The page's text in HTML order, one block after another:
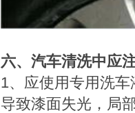
六、汽车清洗中应
1、应使用专用洗
导致漆面失光，局